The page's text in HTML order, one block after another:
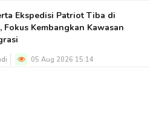
Ekspedisi Patriot Tiba di
Fokus Kembangkan Kawasan
05 Aug 2026 15:14